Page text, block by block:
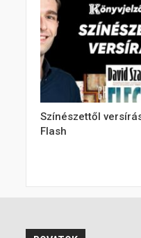
Színészettől
Flash